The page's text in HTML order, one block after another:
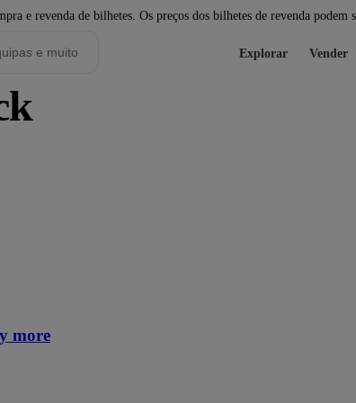
e revenda de bilhetes. Os preços dos bilhetes de revenda
Explorar Vender
more